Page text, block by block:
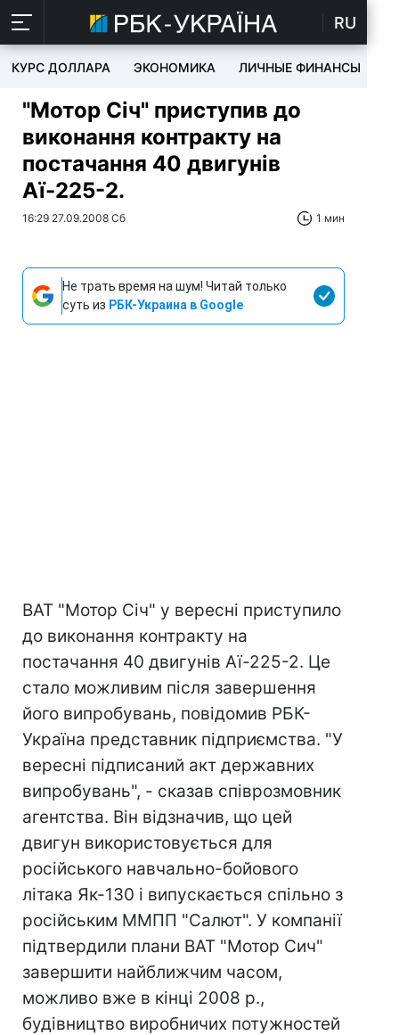
RU
КУРС ДОЛЛАРА ЭКОНОМИКА ЛИЧНЫЕ ФИНАНСЫ
"Мотор Січ" приступив до
виконання контракту на
постачання 40 двигунів
Аї-225-2.
16:29 27.09.2008 Сб 1 мин
Не трать время на шум! Читай только
суть из РБК-Украина в Google
ВАТ "Мотор Січ" у вересні приступило
до виконання контракту на
постачання 40 двигунів Аї-225-2. Це
стало можливим після завершення
його випробувань, повідомив РБК-
Україна представник підприємства. "У
вересні підписаний акт державних
випробувань", - сказав співрозмовник
агентства. Він відзначив, що цей
двигун використовується для
російського навчально-бойового
літака Як-130 і випускається спільно з
російським ММПП "Салют". У компанії
підтвердили плани ВАТ "Мотор Сич"
завершити найближчим часом,
можливо вже в кінці 2008 р.,
будівництво виробничих потужностей